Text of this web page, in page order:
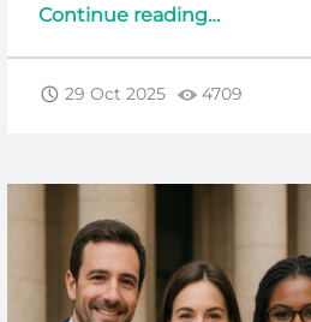
Continue reading…
29 Oct 2025 4709